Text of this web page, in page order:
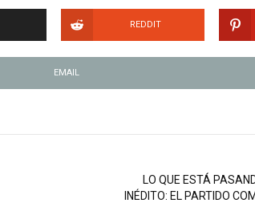
REDDIT
EMAIL
LO QUE ESTÁ
INÉDITO: EL PARTIDO